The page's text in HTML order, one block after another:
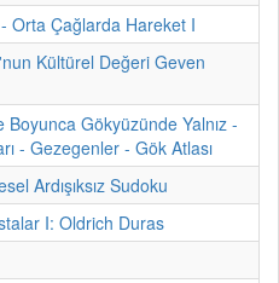
Orta Çağlarda Hareket I
Kültürel Değeri Geven
Gökyüzünde Yalnız -
- Gezegenler - Gök Atlası
Ardışıksız Sudoku
I: Oldrich Duras